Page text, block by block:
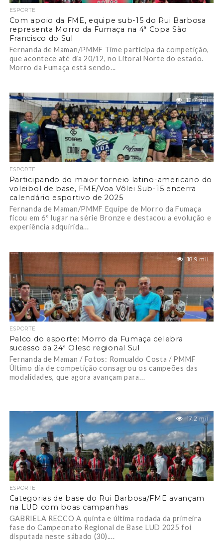
ESPORTE
Com apoio da FME, equipe sub-15 do Rui Barbosa
representa Morro da Fumaça na 4ª Copa São
Francisco do Sul
Fernanda de Maman/PMMF Time participa da competição,
que acontece até dia 20/12, no Litoral Norte do estado.
Morro da Fumaça está sendo...
12.7 mil
ESPORTE
Participando do maior torneio latino-americano do
voleibol de base, FME/Voa Vôlei Sub-15 encerra
calendário esportivo de 2025
Fernanda de Maman/PMMF Equipe de Morro da Fumaça
ficou em 6º lugar na série Bronze e destacou a evolução e
experiência adquirida...
18.9 mil
ESPORTE
Palco do esporte: Morro da Fumaça celebra
sucesso da 24ª Olesc regional Sul
Fernanda de Maman / Fotos: Romualdo Costa / PMMF
Último dia de competição consagrou os campeões das
modalidades, que agora avançam para...
17.2 mil
ESPORTE
Categorias de base do Rui Barbosa/FME avançam
na LUD com boas campanhas
GABRIELA RECCO A quinta e última rodada da primeira
fase do Campeonato Regional de Base LUD 2025 foi
disputada neste sábado (30)....